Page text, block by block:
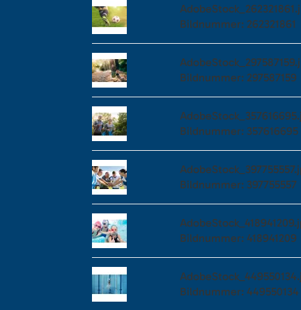
Bildnummer: 262321861
Bildnummer: 297587159
Bildnummer: 357616695
Bildnummer: 397755557
Bildnummer: 418941209
Bildnummer: 449550134